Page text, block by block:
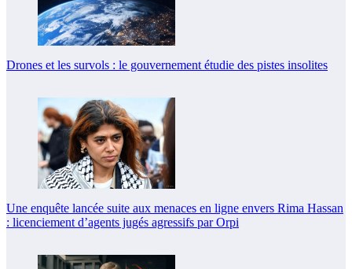
Drones et les survols : le gouvernement étudie des pistes insolites
Une enquête lancée suite aux menaces en ligne envers Rima Hassan
: licenciement d’agents jugés agressifs par Orpi